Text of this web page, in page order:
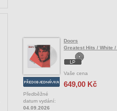
Předběžné
datum vydání:
04.09.2026
Doors
Greatest Hits / White
Vaše cena
649,00 Kč